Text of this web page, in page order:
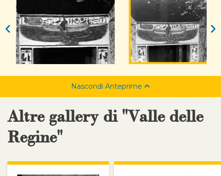
Nascondi Anteprime
Altre gallery di "Valle delle
Regine"